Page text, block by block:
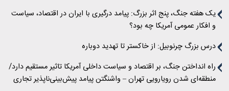
یک هفته جنگ، پنج اثر بزرگ: پیامد درگیری با ایران در اقتصاد، سیاست
و افکار عمومی آمریکا چه بود؟
درس بزرگ چرنوبیل: از خاکستر تا تهدید دوباره
راه انداختن جنگ، بر اقتصاد و سیاست داخلی آمریکا تاثیر مستقیم دارد/
منطقه‌ای شدن رویارویی تهران – واشنگتن پیامد پیش‌بینی‌ناپذیر تجاری